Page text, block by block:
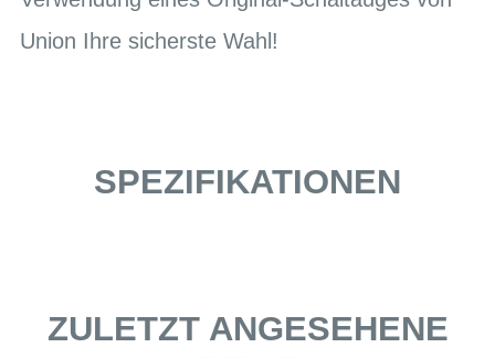
Union Ihre sicherste Wahl!
SPEZIFIKATIONEN
ZULETZT ANGESEHENE